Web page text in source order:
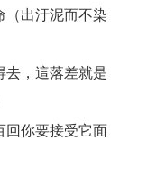
（出汙泥而不染
去，這落差就是
回你要接受它面